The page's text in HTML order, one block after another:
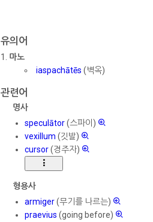
유의어
마노
iaspachātēs (벽옥)
관련어
명사
speculātor(스파이)
vexillum (깃발)
cursor(경주자)
형용사
armiger(무기를 나르는)
praevius (going before)